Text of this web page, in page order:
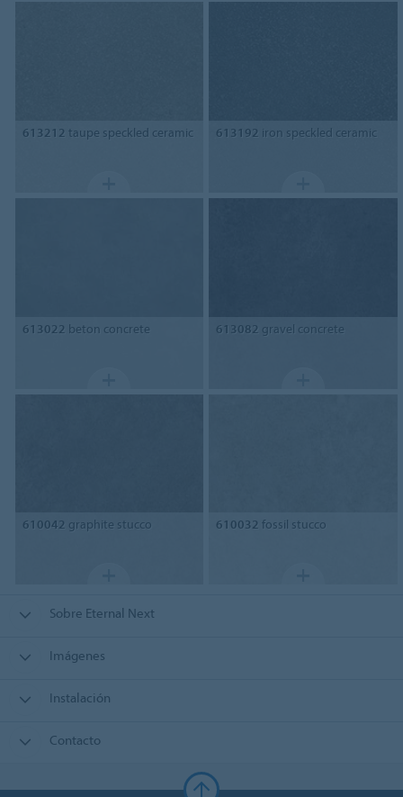
613212 taupe speckled ceramic 613192 iron speckled ceramic
613022 beton concrete 613082 gravel concrete
610042 graphite stucco 610032 fossil stucco
Sobre Eternal Next
Imágenes
Instalación
Contacto